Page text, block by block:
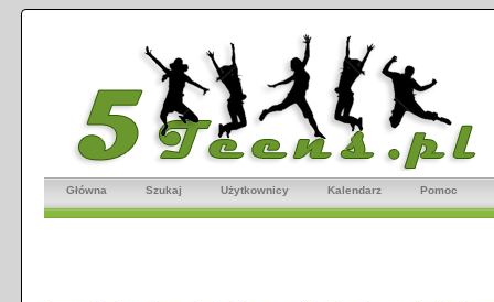
Główna Szukaj Użytkownicy Kalendarz Pomoc